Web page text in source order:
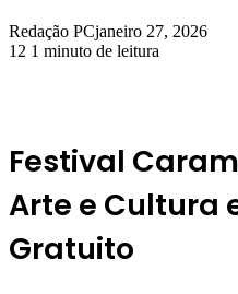
Redação PCjaneiro 27, 2026
12 1 minuto de leitura
Festival
Arte e Cultura
Gratuito